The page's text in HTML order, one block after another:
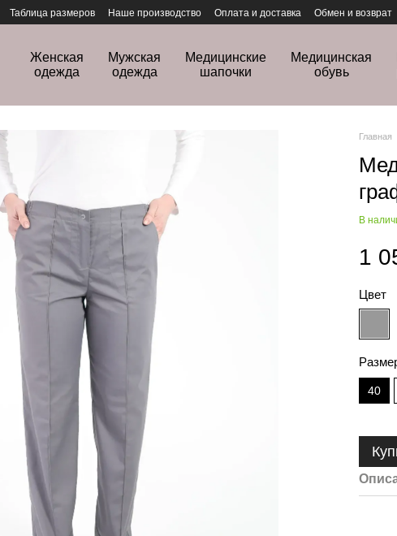
Таблица размеров Наше производство Оплата и доставка Обмен и возврат
Женская
одежда
Мужская
одежда
Медицинские
шапочки
Медицинская
обувь
Главная
В
1
Цвет
40